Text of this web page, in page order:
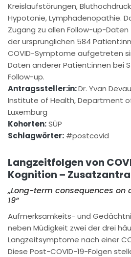
Kreislaufstörungen,
Hypotonie, Lymphadenopathie.
Zugang zu allen Follow-up-Daten
der ursprünglichen 584
COVID-Symptome aufgetreten
Daten anderer Patient:innen bei
Follow-up.
Antragssteller:in:Dr. Yvan
Institute of Health, Department
Luxemburg
Kohorten:SÜP
Schlagwörter: #postcovid
Langzeitfolgen von
Kognition –
„Long-term consequences on
19“
Aufmerksamkeits- und
neben Müdigkeit zwei der drei
Langzeitsymptome nach einer
Diese Post-COVID-19-Folgen